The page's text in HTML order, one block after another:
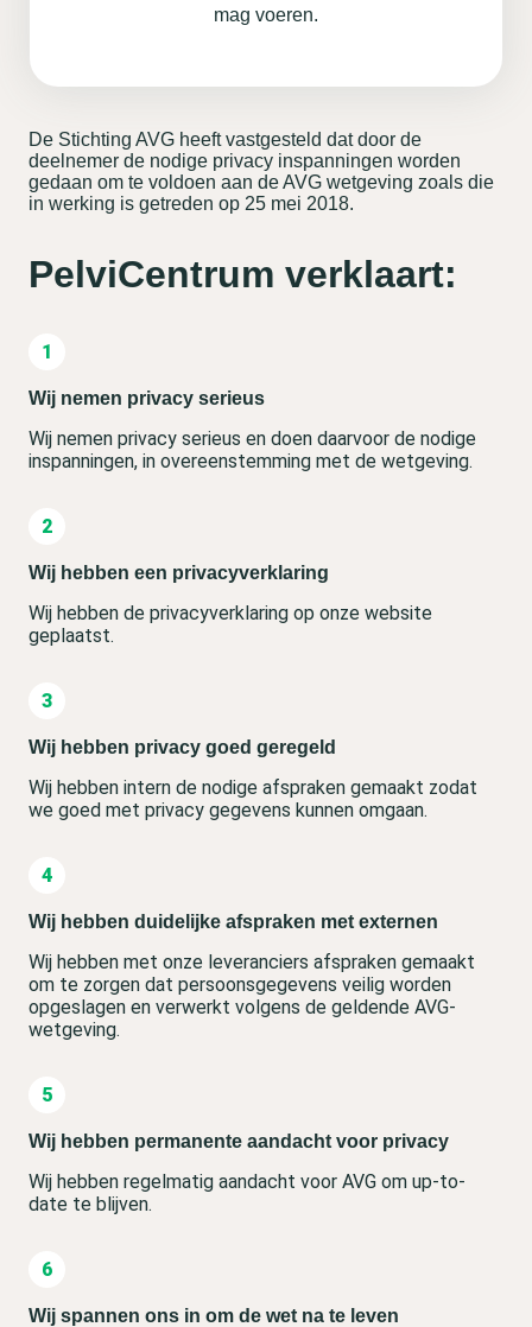
mag voeren.
De Stichting AVG heeft vastgesteld dat door de
deelnemer de nodige privacy inspanningen worden
gedaan om te voldoen aan de AVG wetgeving zoals die
in werking is getreden op 25 mei 2018.
PelviCentrum verklaart:
Wij nemen privacy serieus
Wij nemen privacy serieus en doen daarvoor de nodige
inspanningen, in overeenstemming met de wetgeving.
Wij hebben een privacyverklaring
Wij hebben de privacyverklaring op onze website
geplaatst.
Wij hebben privacy goed geregeld
Wij hebben intern de nodige afspraken gemaakt zodat
we goed met privacy gegevens kunnen omgaan.
Wij hebben duidelijke afspraken met externen
Wij hebben met onze leveranciers afspraken gemaakt
om te zorgen dat persoonsgegevens veilig worden
opgeslagen en verwerkt volgens de geldende AVG-
wetgeving.
Wij hebben permanente aandacht voor privacy
Wij hebben regelmatig aandacht voor AVG om up-to-
date te blijven.
Wij spannen ons in om de wet na te leven